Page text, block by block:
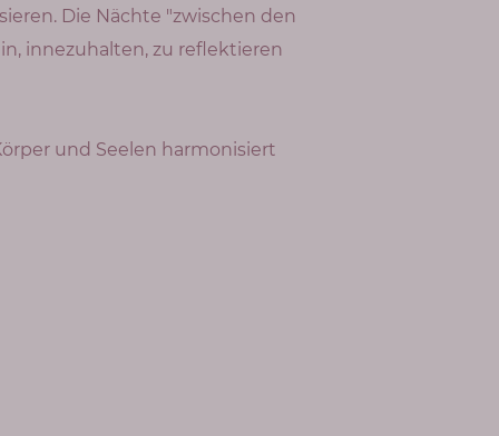
Die Nächte "zwischen den
innezuhalten, zu reflektieren
und Seelen harmonisiert